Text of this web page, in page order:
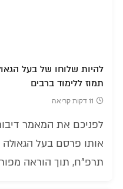
להיות שלוחו של בעל
תמוז ללימוד ברבים
11 דקות קריאה
לפניכם את המאמר
אותו פרסם בעל הגאולה
תרפ"ח, תוך הוראה